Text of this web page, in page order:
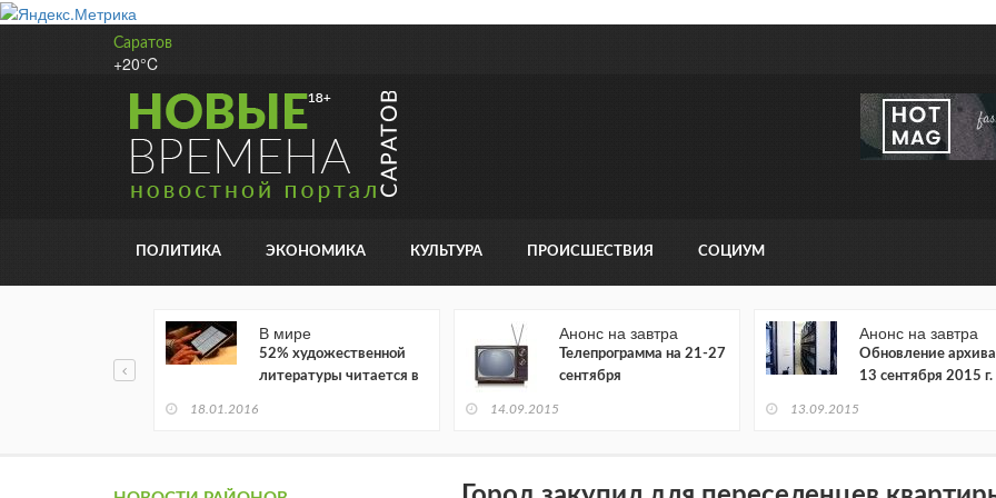
Саратов
+20°C
ПОЛИТИКА ЭКОНОМИКА КУЛЬТУРА ПРОИСШЕСТВИЯ СОЦИУМ
В мире
52% художественной
литературы читается в
18.01.2016
Анонс на завтра
Телепрограмма на 21-27
сентября
14.09.2015
Анонс на завтра
Обновление архива
13 сентября 2015 г.
13.09.2015